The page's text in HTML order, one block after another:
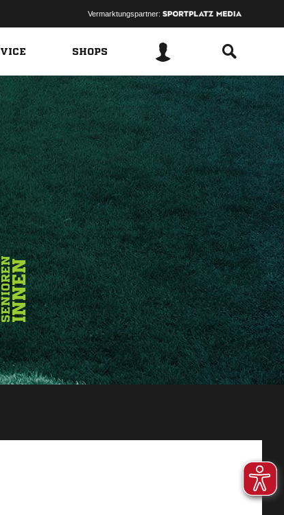
Vermarktungspartner:
SHOPS
SENIORENINNEN